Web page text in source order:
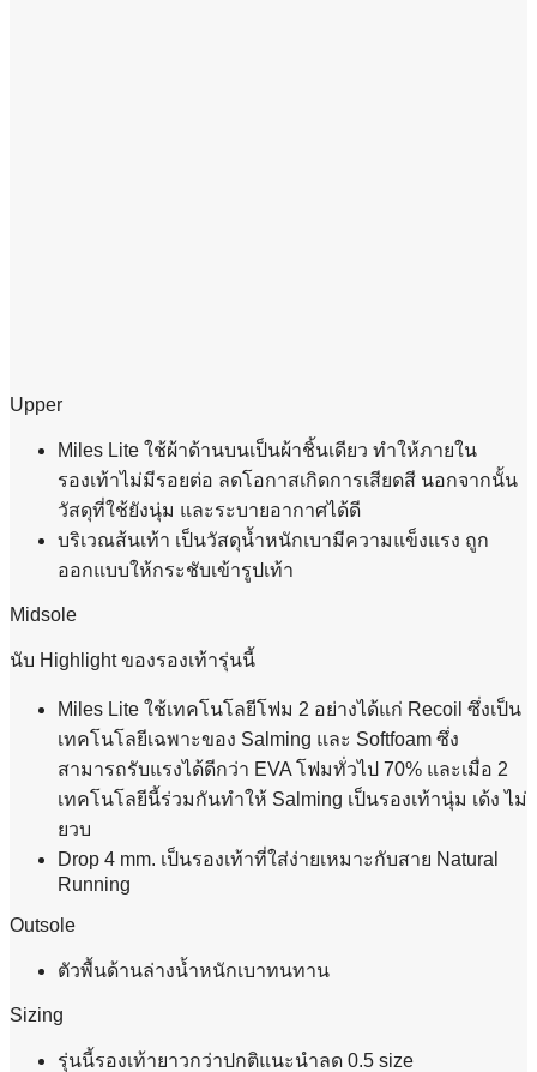
Upper
Miles Lite ใช้ผ้าด้านบนเป็นผ้าชิ้นเดียว ทำให้ภายใน
รองเท้าไม่มีรอยต่อ ลดโอกาสเกิดการเสียดสี นอกจากนั้น
วัสดุที่ใช้ยังนุ่ม และระบายอากาศได้ดี
บริเวณส้นเท้า เป็นวัสดุน้ำหนักเบามีความแข็งแรง ถูก
ออกแบบให้กระชับเข้ารูปเท้า
Midsole
นับ Highlight ของรองเท้ารุ่นนี้
Miles Lite ใช้เทคโนโลยีโฟม 2 อย่างได้แก่ Recoil ซึ่งเป็น
เทคโนโลยีเฉพาะของ Salming และ Softfoam ซึ่ง
สามารถรับแรงได้ดีกว่า EVA โฟมทั่วไป 70% และเมื่อ 2
เทคโนโลยีนี้ร่วมกันทำให้ Salming เป็นรองเท้านุ่ม เด้ง ไม่
ยวบ
Drop 4 mm. เป็นรองเท้าที่ใส่ง่ายเหมาะกับสาย Natural
Running
Outsole
ตัวพื้นด้านล่างน้ำหนักเบาทนทาน
Sizing
รุ่นนี้รองเท้ายาวกว่าปกติแนะนำลด 0.5 size